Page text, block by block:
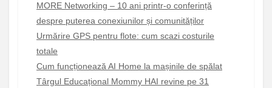
MORE Networking – 10 ani printr-o conferință
despre puterea conexiunilor și comunităților
Urmărire GPS pentru flote: cum scazi costurile
totale
Cum funcționează AI Home la mașinile de spălat
Târgul Educațional Mommy HAI revine pe 31